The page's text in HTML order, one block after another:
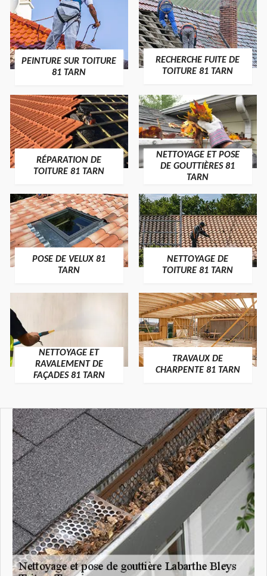
PEINTURE SUR TOITURE
81 TARN
RECHERCHE FUITE DE
TOITURE 81 TARN
RÉPARATION DE
TOITURE 81 TARN
NETTOYAGE ET POSE
DE GOUTTIÈRES 81
TARN
POSE DE VELUX 81
TARN
NETTOYAGE DE
TOITURE 81 TARN
NETTOYAGE ET
RAVALEMENT DE
FAÇADES 81 TARN
TRAVAUX DE
CHARPENTE 81 TARN